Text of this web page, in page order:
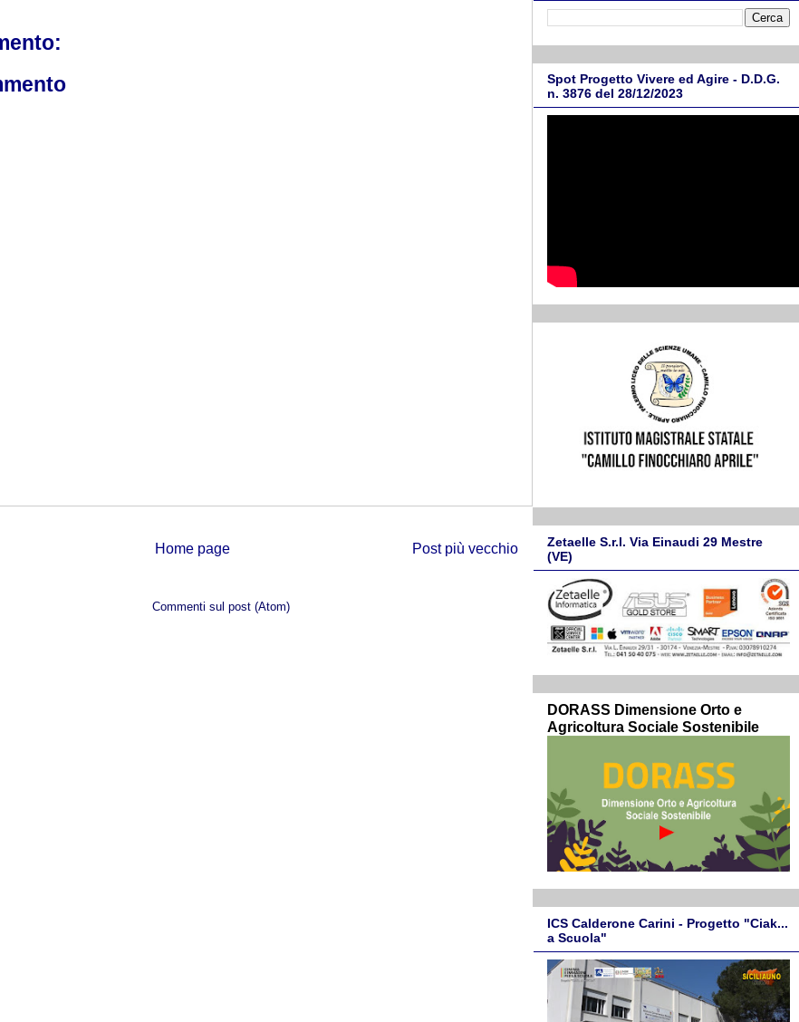
Post più vecchio
Home page
Commenti sul post (Atom)
Spot Progetto Vivere ed Agire - D.D.G.
n. 3876 del 28/12/2023
Zetaelle S.r.l. Via Einaudi 29 Mestre
(VE)
DORASS Dimensione Orto e
Agricoltura Sociale Sostenibile
ICS Calderone Carini - Progetto "Ciak...
a Scuola"